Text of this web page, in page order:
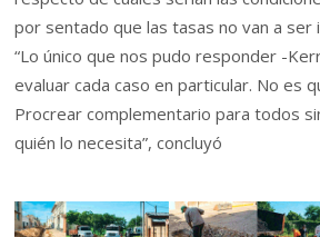
por sentado que las tasas no van a ser
“Lo único que nos pudo responder -
evaluar cada caso en particular. No es
Procrear complementario para todos
quién lo necesita”, concluyó